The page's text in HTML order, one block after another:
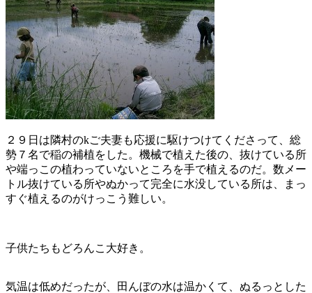
２９日は隣村のkご夫妻も応援に駆けつけてくださって、総
勢７名で稲の補植をした。機械で植えた後の、抜けている所
や端っこの植わっていないところを手で植えるのだ。数メー
トル抜けている所やぬかって完全に水没している所は、まっ
すぐ植えるのがけっこう難しい。
子供たちもどろんこ大好き。
気温は低めだったが、田んぼの水は温かくて、ぬるっとした